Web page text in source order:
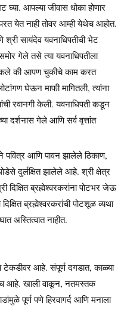
घ्या. आपल्या जीवास धोका होणार
येत नाही तोवर आम्ही येथेच आहोत.
श्री सायंदेव यवनाधिपतीची भेट
गेले तसे त्या यवनाधिपतीला
की आपण चुकीचे काम करत
घेऊन माफी मागितली, त्यांना
रवानगी केली. यवनाधिपती कडून
दर्शनास गेले आणि सर्व वृत्तांत
पवित्र आणि पावन झालेले ठिकाण,
दुर्लक्षित झालेले आहे. श्री क्षेत्र
दिक्षित ब्रह्मेश्वरकरांना पोटभर जेऊ
ब्रह्मेश्वरकरांची पोटशूळ व्यथा
अस्तित्वात नाहीत.
आहे. संपूर्ण दगडात, काळ्या
आहे. खाली वाकून, नतमस्तक
पूर्ण पणे हिरवागर्द आणि मनाला